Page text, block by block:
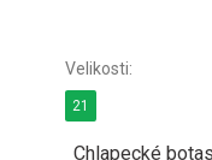
Chlapecké
21